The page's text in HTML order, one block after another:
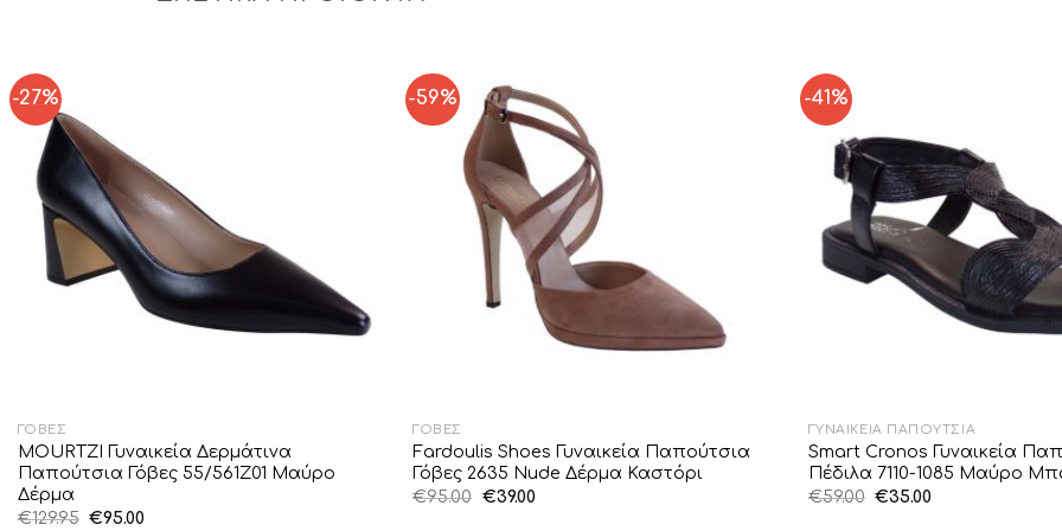
-27%
ΓΌΒΕΣ
MOURTZI Γυναικεία Δερμάτινα
Παπούτσια Γόβες 55/561Z01 Μαύρο
Δέρμα
€129.95 Original
€95.00
-59%
ΓΌΒΕΣ
Fardoulis Shoes Γυναικεία Παπούτσια
Γόβες 2635 Nude Δέρμα Καστόρι
€95.00 Original
€39.00Η
-41%
ΓΥΝΑΙΚΕΊΑ ΠΑΠΟΎΤΣΙΑ
Smart Cronos Γυναικεία
Πέδιλα 7110-1085 Μαύρο
€59.00 Original
€35.00